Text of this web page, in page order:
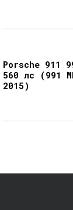
Porsche 911
560 лс (991
2015)